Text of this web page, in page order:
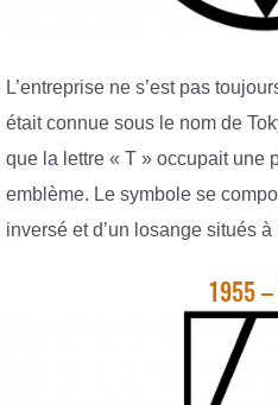
L’entreprise ne s’est pas
était connue sous le nom de
que la lettre « T » occupait une
emblème. Le symbole se
inversé et d’un losange situés à
1955